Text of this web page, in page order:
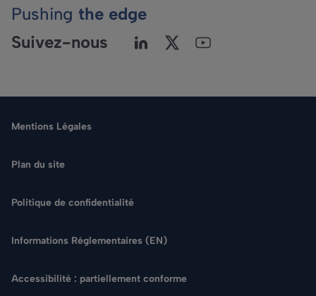
Rechercher
Pushing the edge
Suivez-nous
Mentions Légales
Plan du site
Politique de confidentialité
Informations Réglementaires (EN)
Accessibilité : partiellement conforme